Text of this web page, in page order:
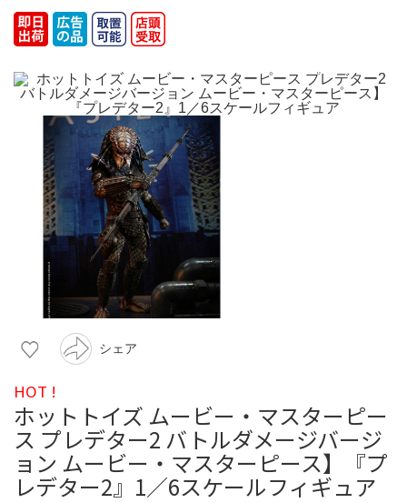
シェア
HOT !
ホットトイズ ムービー・マスターピー
ス プレデター2 バトルダメージバージ
ョン ムービー・マスターピース】『プ
レデター2』1／6スケールフィギュア